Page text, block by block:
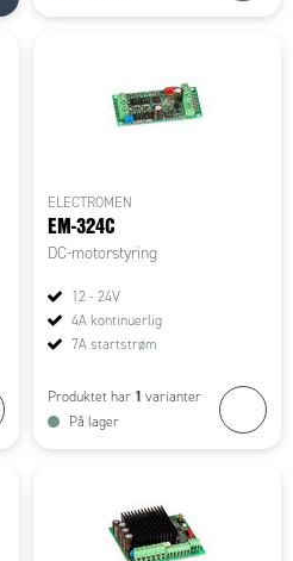
ELECTROMEN
EM-324C
DC-motorstyring
12 - 24V
4A kontinuerlig
7A startstrøm
Produktet har 1 varianter
På lager